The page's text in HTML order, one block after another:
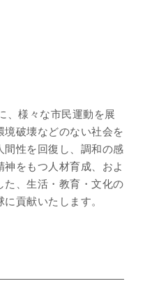
、様々な市民運動を展
破壊などのない社会を
間性を回復し、調和の感
をもつ人材育成、およ
た、生活・教育・文化の
貢献いたします。